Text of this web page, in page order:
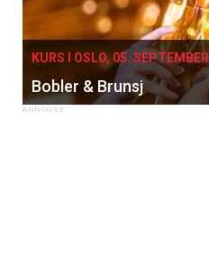
KURS I OSLO, 05. SEPTEMBER
Bobler & Brunsj